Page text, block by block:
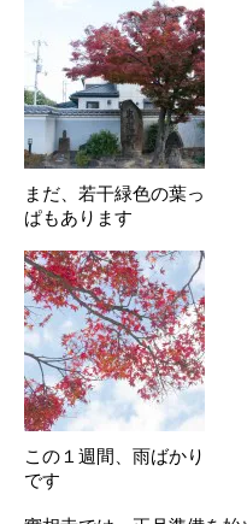
まだ、若干緑色の葉っ
ぱもあります
この１週間、雨ばかり
です